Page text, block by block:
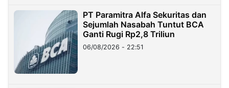
PT Paramitra Alfa Sekuritas dan
Sejumlah Nasabah Tuntut BCA
Ganti Rugi Rp2,8 Triliun
06/08/2026 - 22:51